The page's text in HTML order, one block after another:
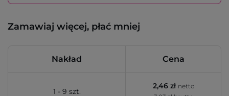
Zamawiaj więcej, płać mniej
Nakład Cena
1 - 9 szt.
2,46 zł netto